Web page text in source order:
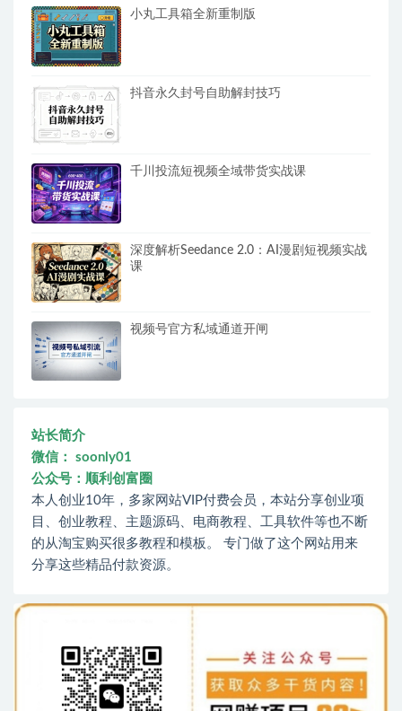
小丸工具箱全新重制版
抖音永久封号自助解封技巧
千川投流短视频全域带货实战课
深度解析Seedance 2.0：AI漫剧短视频实战
课
视频号官方私域通道开闸
站长简介
微信： soonly01
公众号：顺利创富圈
本人创业10年，多家网站VIP付费会员，本站分享创业项
目、创业教程、主题源码、电商教程、工具软件等也不断
的从淘宝购买很多教程和模板。 专门做了这个网站用来
分享这些精品付款资源。